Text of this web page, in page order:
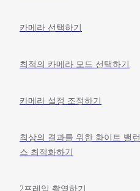
카메라 선택하기
최적의 카메라 모드 선택하기
카메라 설정 조정하기
최상의 결과를 위한 화이트 밸런
스 최적화하기
2프레임 촬영하기